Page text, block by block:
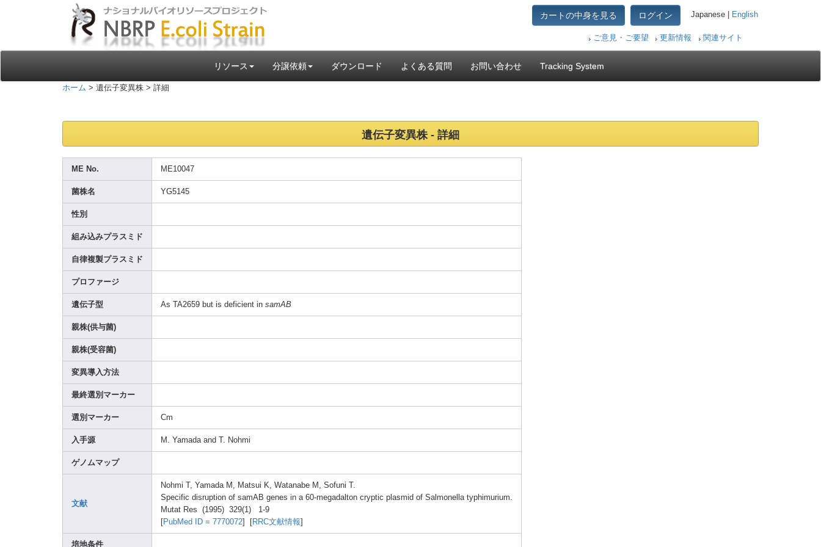
カートの中身を見る ログイン Japanese | English
ご意見・ご要望 更新情報 関連サイト
リソース 分譲依頼 ダウンロード よくある質問 お問い合わせ Tracking System
ホーム > 遺伝子変異株 > 詳細
遺伝子変異株 - 詳細
ME No. ME10047
菌株名 YG5145
性別
組み込みプラスミド
自律複製プラスミド
プロファージ
遺伝子型 As TA2659 but is deficient in samAB
親株(供与菌)
親株(受容菌)
変異導入方法
最終選別マーカー
選別マーカー Cm
入手源 M. Yamada and T. Nohmi
ゲノムマップ
文献
Nohmi T, Yamada M, Matsui K, Watanabe M, Sofuni T.
Specific disruption of samAB genes in a 60-megadalton cryptic plasmid of Salmonellatyphimurium.
Mutat Res (1995) 329(1) 1-9
PubMed ID = 7770072 RRC文献情報
培地条件